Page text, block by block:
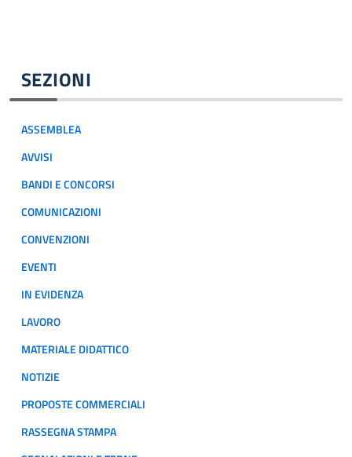
SEZIONI
ASSEMBLEA
AVVISI
BANDI E CONCORSI
COMUNICAZIONI
CONVENZIONI
EVENTI
IN EVIDENZA
LAVORO
MATERIALE DIDATTICO
NOTIZIE
PROPOSTE COMMERCIALI
RASSEGNA STAMPA